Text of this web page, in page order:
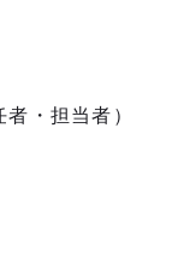
・担当者）